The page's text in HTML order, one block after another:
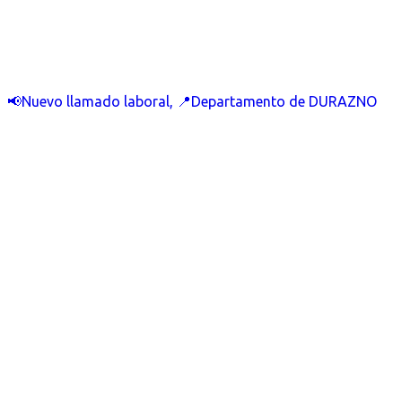
📢Nuevo llamado laboral, 📍Departamento de DURAZNO